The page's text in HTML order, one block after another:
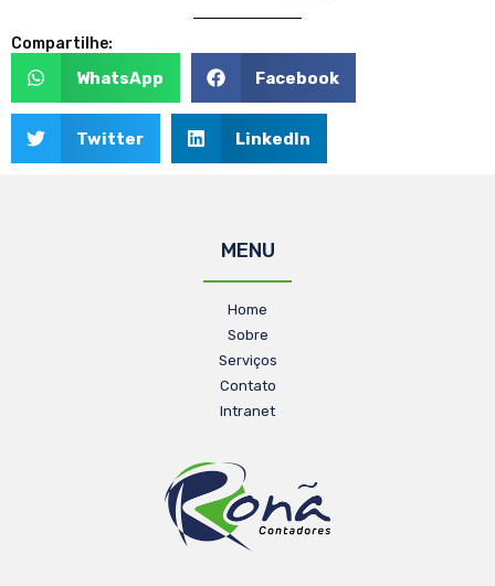
Compartilhe:
WhatsApp Facebook
Twitter LinkedIn
MENU
Home
Sobre
Serviços
Contato
Intranet